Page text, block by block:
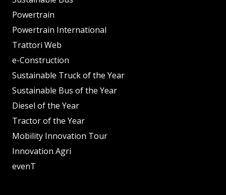
Powertrain
Powertrain International
Trattori Web
e-Construction
Sustainable Truck of the Year
Sustainable Bus of the Year
Diesel of the Year
Tractor of the Year
Mobility Innovation Tour
Innovation Agri
evenT